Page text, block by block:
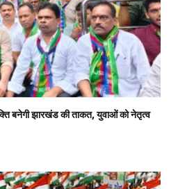
बनेगी झारखंड की ताकत, युवाओं को नेतृत्व